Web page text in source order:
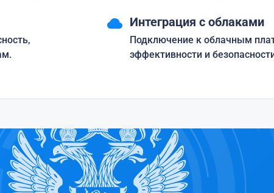
Интеграция с облаками
Подключение к облачным
эффективности и